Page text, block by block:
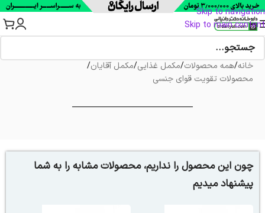
Skip to navigation
Skip to main content
خانه/همه محصولات/مکمل غذایی/مکمل آقایان/
محصولات تقویت قوای جنسی
چون این محصول را نداریم، محصولات مشابه را به شما
پیشنهاد میدیم